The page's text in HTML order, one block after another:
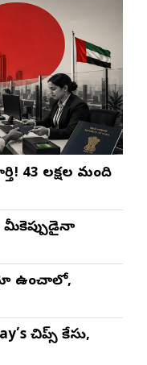
43 లక్షల మంది
మీకెప్పుడైనా
ఉంచాలో,
చిప్స్‌ కేసు,